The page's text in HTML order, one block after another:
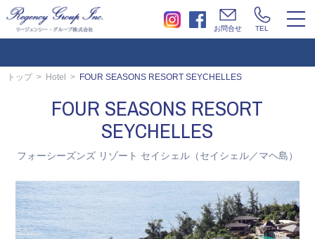
お問合せ TEL
トップ Hotel FOUR SEASONS RESORT SEYCHELLES
FOUR SEASONS RESORT
SEYCHELLES
フォーシーズンズ リゾート セイシェル（セイシェル／マヘ島）